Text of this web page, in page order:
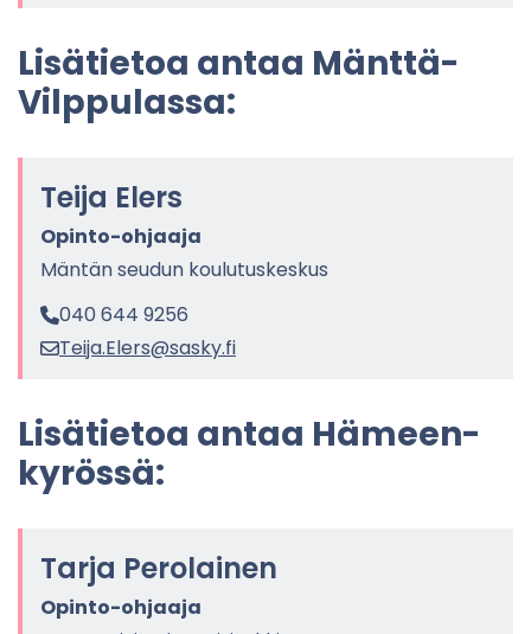
k
­
Li­sä­tie­toa antaa Mänttä-​
Vilppulassa:
Teija Elers
Opinto-​ohjaaja
Män­tän seu­dun kou­lu­tus­kes­kus
040 644 9256
Teija.Elers@sasky.fi
Li­sä­tie­toa antaa Hä­meen­
ky­rös­sä:
Tarja Pe­ro­lai­nen
Opinto-​ohjaaja